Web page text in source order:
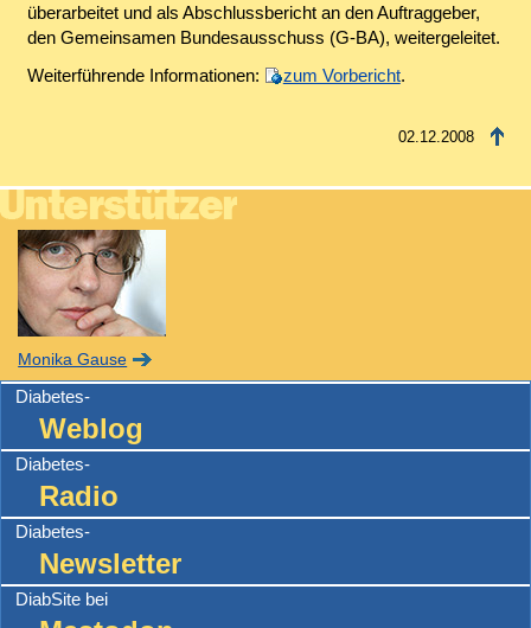
überarbeitet und als Abschlussbericht an den Auftraggeber,
den Gemeinsamen Bundesausschuss (G-BA), weitergeleitet.
Weiterführende Informationen:
zum Vorbericht.
02.12.2008
Monika Gause
Diabetes-
Weblog
Diabetes-
Radio
Diabetes-
Newsletter
DiabSite bei